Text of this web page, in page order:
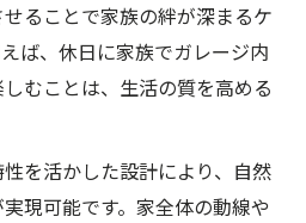
ることで家族の絆が深まるケ
ば、休日に家族でガレージ内
むことは、生活の質を高める
を活かした設計により、自然
現可能です。家全体の動線や